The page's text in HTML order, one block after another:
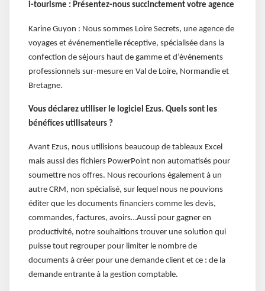
i-tourisme : Présentez-nous succinctement votre agence
Karine Guyon : Nous sommes Loire Secrets, une agence de
voyages et événementielle réceptive, spécialisée dans la
confection de séjours haut de gamme et d’événements
professionnels sur-mesure en Val de Loire, Normandie et
Bretagne.
Vous déclarez utiliser le logiciel Ezus. Quels sont les
bénéfices utilisateurs ?
Avant Ezus, nous utilisions beaucoup de tableaux Excel
mais aussi des fichiers PowerPoint non automatisés pour
soumettre nos offres. Nous recourions également à un
autre CRM, non spécialisé, sur lequel nous ne pouvions
éditer que les documents financiers comme les devis,
commandes, factures, avoirs…Aussi pour gagner en
productivité, notre souhaitions trouver une solution qui
puisse tout regrouper pour limiter le nombre de
documents à créer pour une demande client et ce : de la
demande entrante à la gestion comptable.